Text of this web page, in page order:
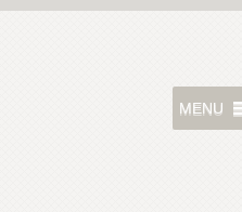
MENU